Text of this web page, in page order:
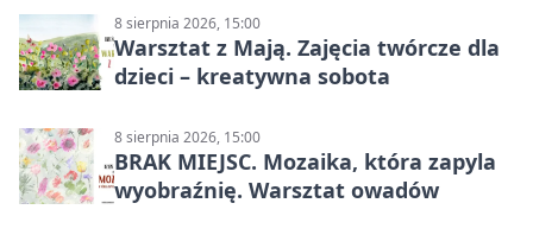
8 sierpnia 2026, 15:00
Warsztat z Mają. Zajęcia twórcze dla
dzieci – kreatywna sobota
8 sierpnia 2026, 15:00
BRAK MIEJSC. Mozaika, która zapyla
wyobraźnię. Warsztat owadów